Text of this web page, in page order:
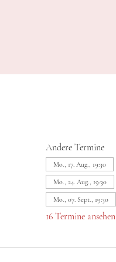
Andere Termine
Mo., 17. Aug., 19:30
Mo., 24. Aug., 19:30
Mo., 07. Sept., 19:30
16 Termine ansehen